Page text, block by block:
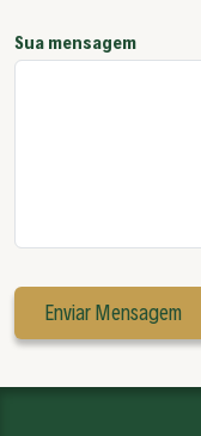
Sua mensagem